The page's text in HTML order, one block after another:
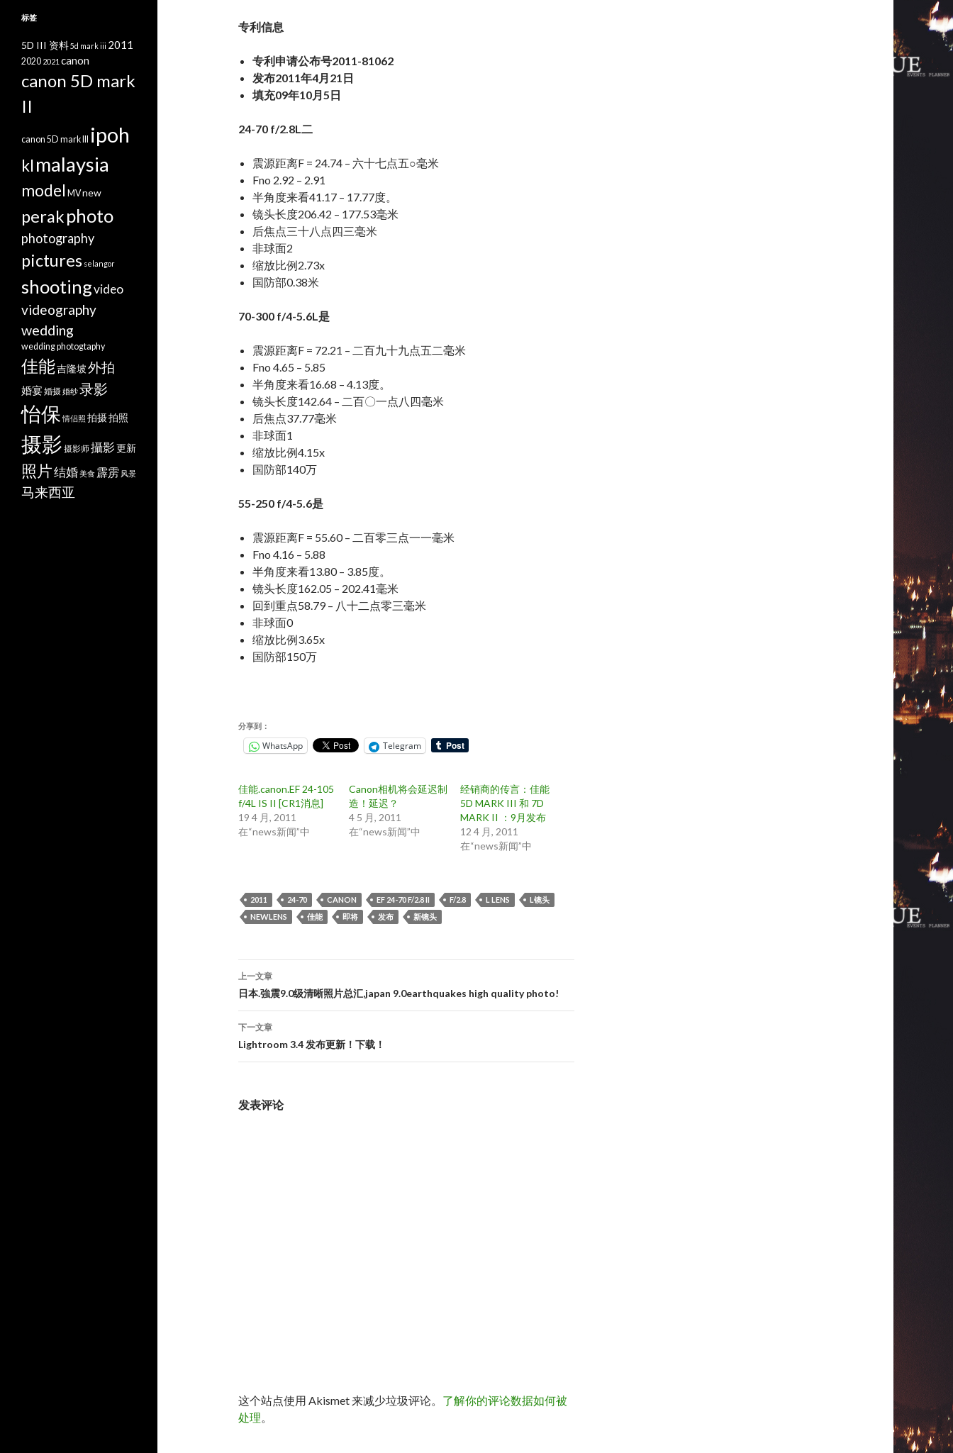
专利信息
专利申请公布号2011-81062
发布2011年4月21日
填充09年10月5日
24-70 f/2.8L二
震源距离F = 24.74 – 六十七点五○毫米
Fno 2.92 – 2.91
半角度来看41.17 – 17.77度。
镜头长度206.42 – 177.53毫米
后焦点三十八点四三毫米
非球面2
缩放比例2.73x
国防部0.38米
70-300 f/4-5.6L是
震源距离F = 72.21 – 二百九十九点五二毫米
Fno 4.65 – 5.85
半角度来看16.68 – 4.13度。
镜头长度142.64 – 二百〇一点八四毫米
后焦点37.77毫米
非球面1
缩放比例4.15x
国防部140万
55-250 f/4-5.6是
震源距离F = 55.60 – 二百零三点一一毫米
Fno 4.16 – 5.88
半角度来看13.80 – 3.85度。
镜头长度162.05 – 202.41毫米
回到重点58.79 – 八十二点零三毫米
非球面0
缩放比例3.65x
国防部150万
分享到：
WhatsApp Telegram
佳能.canon.EF 24-105
f/4L IS II [CR1消息]
19 4 月, 2011
在“news新闻”中
Canon相机将会延迟制
造！延迟？
4 5 月, 2011
在“news新闻”中
经销商的传言：佳能
5D MARK III 和 7D
MARK II ：9月发布
12 4 月, 2011
在“news新闻”中
2011 24-70 CANON EF 24-70 F/2.8 II F/2.8 L LENS
L镜头
NEWLENS
佳能 即将 发布 新镜头
文
章
导
航
上一文章
日本.強震9.0级清晰照片总汇,japan 9.0earthquakes high quality photo!
下一文章
Lightroom 3.4 发布更新！下载！
发表评论
这个站点使用 Akismet 来减少垃圾评论。 了解你的评论数据如何被
处理。
标签
5D III 资料5d mark iii 2011
2020 2021 canon
canon 5D mark
II
canon 5D mark III ipoh
kl malaysia
model MVnew
perakphoto
photography
pictures selangor
shootingvideo
videography
wedding
wedding photogtaphy
佳能吉隆坡外拍
婚宴婚摄婚纱录影
怡保 情侣照 拍摄拍照
摄影 摄影师攝影更新
照片结婚美食 霹雳 风景
马来西亚